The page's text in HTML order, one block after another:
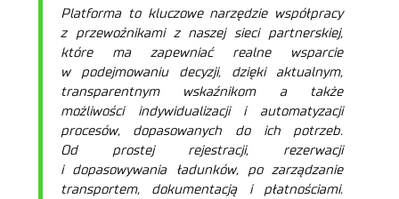
Platforma to kluczowe narzędzie współpracy
z przewoźnikami z naszej sieci partnerskiej,
które ma zapewniać realne wsparcie
w podejmowaniu decyzji, dzięki aktualnym,
transparentnym wskaźnikom a także
możliwości indywidualizacji i automatyzacji
procesów, dopasowanych do ich potrzeb.
Od prostej rejestracji, rezerwacji
i dopasowywania ładunków, po zarządzanie
transportem, dokumentacją i płatnościami.